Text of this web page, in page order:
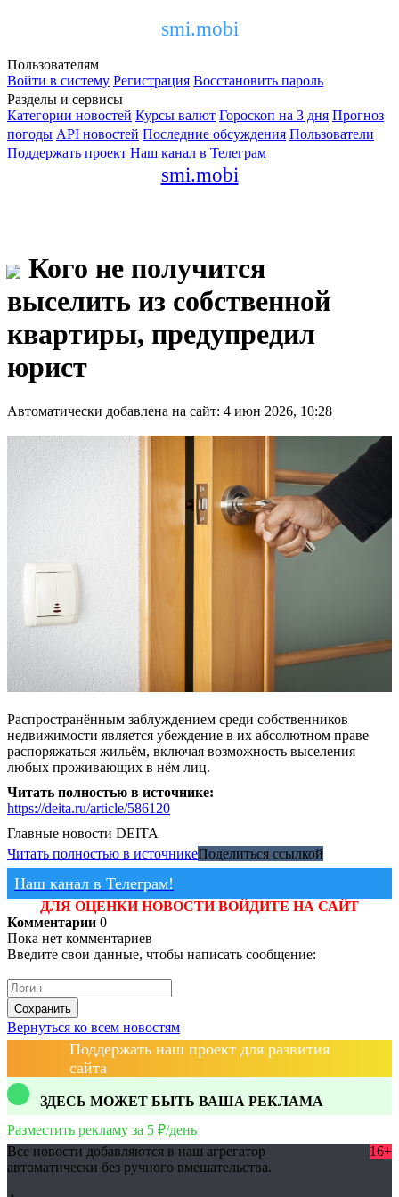
smi.mobi
Пользователям
Войти в систему Регистрация Восстановить пароль
Разделы и сервисы
Категории новостей Курсы валют Гороскоп на 3 дня Прогноз
погоды API новостей Последние обсуждения Пользователи
Поддержать проект Наш канал в Телеграм
smi.mobi
Кого не получится
выселить из собственной
квартиры, предупредил
юрист
Автоматически добавлена на сайт: 4 июн 2026, 10:28
Распространённым заблуждением среди собственников
недвижимости является убеждение в их абсолютном праве
распоряжаться жильём, включая возможность выселения
любых проживающих в нём лиц.
Читать полностью в источнике:
https://deita.ru/article/586120
Главные новости DEITA
Читать полностью в источникеПоделиться ссылкой
Наш канал в Телеграм!
ДЛЯ ОЦЕНКИ НОВОСТИ ВОЙДИТЕ НА САЙТ
Комментарии 0
Пока нет комментариев
Введите свои данные, чтобы написать сообщение:
Сохранить
Вернуться ко всем новостям
Поддержать наш проект для развития
сайта
ЗДЕСЬ МОЖЕТ БЫТЬ ВАША РЕКЛАМА
Разместить рекламу за 5 ₽/день
Все новости добавляются в наш агрегатор
автоматически без ручного вмешательства.
16+